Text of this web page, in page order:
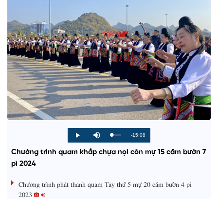
P
l
M
u
e
L
d
e
P
r
g
%
R
e
-15:08
Chường trình quam khắp chựa nọi côn mự 15 căm bườn 7
pì 2024
Chương trình phát thanh quam Tay thứ 5 mự 20 căm bườn 4 pì
2023